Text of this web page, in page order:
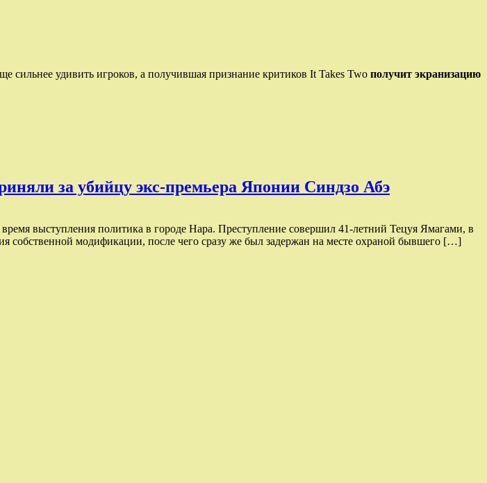
сильнее удивить игроков, а получившая признание критиков It Takes Two получит экранизацию
за убийцу экс-премьера Японии Синдзо Абэ
выступления политика в городе Нара. Преступление совершил 41-летний Тецуя Ямагами, в
модификации, после чего сразу же был задержан на месте охраной бывшего […]